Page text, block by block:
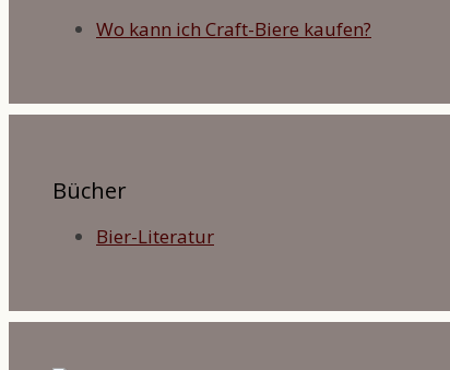
Wo kann ich Craft-Biere kaufen?
Bücher
Bier-Literatur